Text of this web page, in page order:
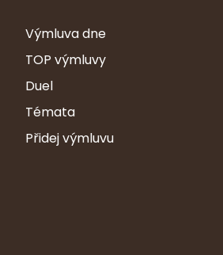
Výmluva dne
TOP výmluvy
Duel
Témata
Přidej výmluvu